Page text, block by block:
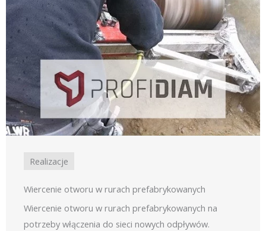
Realizacje
Wiercenie otworu w rurach prefabrykowanych
Wiercenie otworu w rurach prefabrykowanych na
potrzeby włączenia do sieci nowych odpływów.